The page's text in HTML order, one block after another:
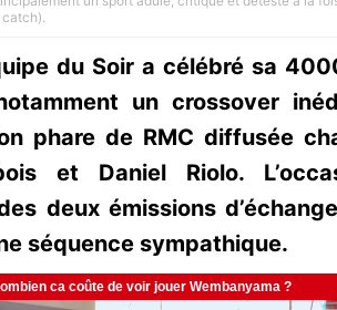
catch).
du Soir a célébré sa
un crossover
phare de RMC diffusée
et Daniel Riolo.
deux émissions
séquence sympathique.